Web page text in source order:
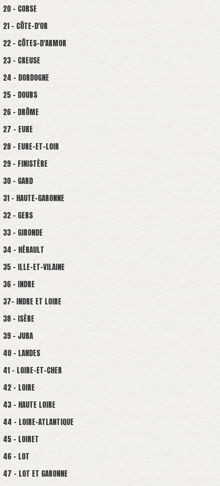
20 - CORSE
21 - CÔTE-D'OR
22 - CÔTES-D'ARMOR
23 - CREUSE
24 - DORDOGNE
25 - DOUBS
26 - DRÔME
27 - EURE
28 - EURE-ET-LOIR
29 - FINISTÈRE
30 - GARD
31 - HAUTE-GARONNE
32 - GERS
33 - GIRONDE
34 - HÉRAULT
35 - ILLE-ET-VILAINE
36 - INDRE
37- INDRE ET LOIRE
38 - ISÈRE
39 - JURA
40 - LANDES
41 - LOIRE-ET-CHER
42 - LOIRE
43 - HAUTE LOIRE
44 - LOIRE-ATLANTIQUE
45 - LOIRET
46 - LOT
47 - LOT ET GARONNE